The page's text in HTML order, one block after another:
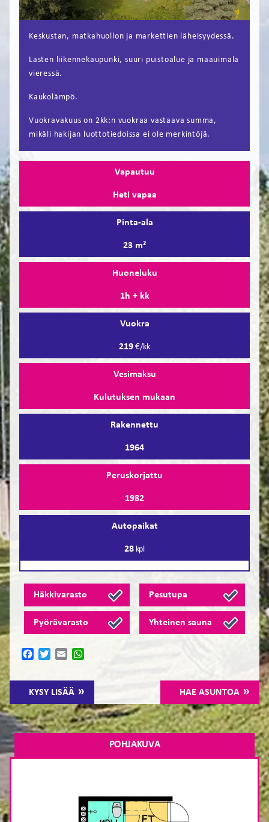
Keskustan, matkahuollon ja markettien läheisyydessä.
Lasten liikennekaupunki, suuri puistoalue ja maauimala
vieressä.
Kaukolämpö.
Vuokravakuus on 2kk:n vuokraa vastaava summa,
mikäli hakijan luottotiedoissa ei ole merkintöjä.
Vapautuu
Heti vapaa
Pinta-ala
23 m²
Huoneluku
1h + kk
Vuokra
219 €/kk
Vesimaksu
Kulutuksen mukaan
Rakennettu
1964
Peruskorjattu
1982
Autopaikat
28kpl
Häkkivarasto Pesutupa
Pyörävarasto Yhteinen sauna
KYSY LISÄÄ HAE ASUNTOA
FacebookTwitterEmail
POHJAKUVA